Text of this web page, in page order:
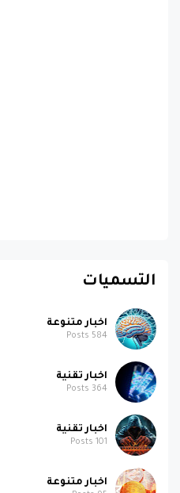
التسميات
اخبار متنوعة
584
اخبار تقنية
364
اخبار تقنية
101
اخبار متنوعة